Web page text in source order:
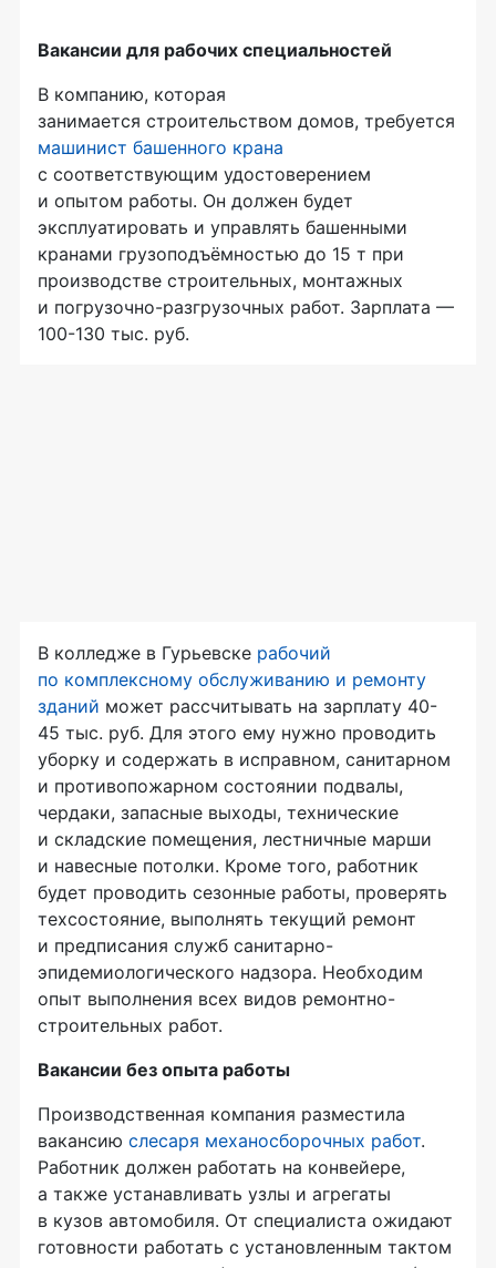
Вакансии для рабочих специальностей
В компанию, которая
занимается строительством домов, требуется
машинист башенного крана
с соответствующим удостоверением
и опытом работы. Он должен будет
эксплуатировать и управлять башенными
кранами грузоподъёмностью до 15 т при
производстве строительных, монтажных
и погрузочно-разгрузочных работ. Зарплата —
100-130 тыс. руб.
В колледже в Гурьевске рабочий
по комплексному обслуживанию и ремонту
зданий может рассчитывать на зарплату 40-
45 тыс. руб. Для этого ему нужно проводить
уборку и содержать в исправном, санитарном
и противопожарном состоянии подвалы,
чердаки, запасные выходы, технические
и складские помещения, лестничные марши
и навесные потолки. Кроме того, работник
будет проводить сезонные работы, проверять
техсостояние, выполнять текущий ремонт
и предписания служб санитарно-
эпидемиологического надзора. Необходим
опыт выполнения всех видов ремонтно-
строительных работ.
Вакансии без опыта работы
Производственная компания разместила
вакансию слесаря механосборочных работ.
Работник должен работать на конвейере,
а также устанавливать узлы и агрегаты
в кузов автомобиля. От специалиста ожидают
готовности работать с установленным тактом